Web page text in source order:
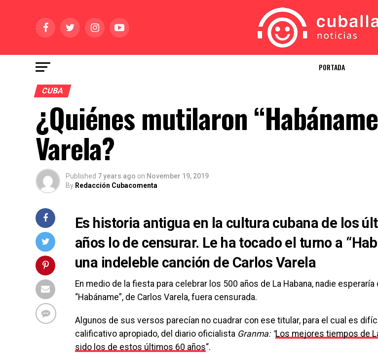
PORTADA
CUBA
¿Quiénes mutilaron
Varela?
Published 7 years ago on November 19, 2019
By Redacción Cubacomenta
Es historia antigua en la cultura cubana de los
años lo de censurar. Le ha tocado el turno a
una indeleble canción de Carlos Varela
En medio de la fiesta para celebrar los 500 años de La Habana, nadie esperaría
“Habáname”, de Carlos Varela, fuera censurada.
Algunos de sus versos parecían no cuadrar con ese titular, para el cual es
calificativo apropiado, del diario oficialista Granma: “Los mejores tiempos de
sido los de estos últimos 60 años“.